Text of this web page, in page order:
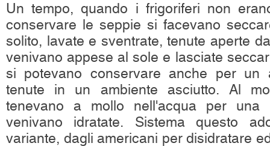
Un tempo, quando i frigoriferi non
conservare le seppie si facevano
solito, lavate e sventrate, tenute aperte
venivano appese al sole e lasciate
si potevano conservare anche per un
tenute in un ambiente asciutto. Al
tenevano a mollo nell'acqua per
venivano idratate. Sistema questo
variante, dagli americani per disidratare